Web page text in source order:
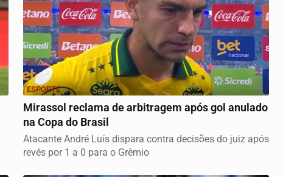
ESPORTE
Mirassol reclama de arbitragem após gol anulado
na Copa do Brasil
Atacante André Luís dispara contra decisões do juiz após
revés por 1 a 0 para o Grêmio